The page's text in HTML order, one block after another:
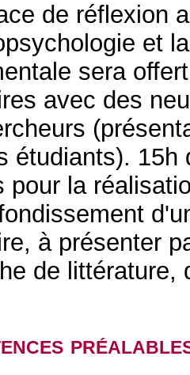
de réflexion
et
sera
avec des
étudiants). 15h
pour la
à présenter
de littérature,